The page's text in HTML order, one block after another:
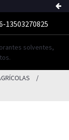
13503270825